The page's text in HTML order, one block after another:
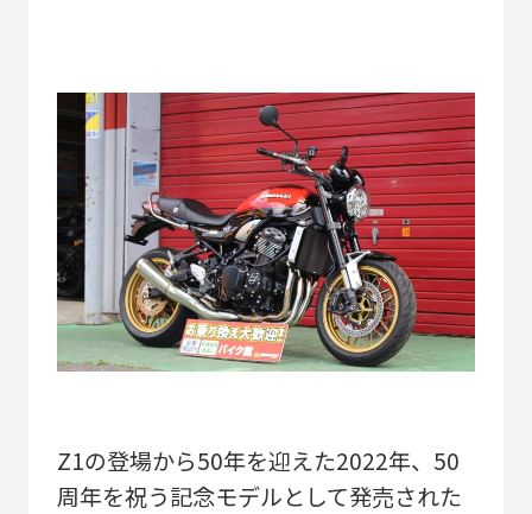
Z1の登場から50年を迎えた2022年、50
周年を祝う記念モデルとして発売された